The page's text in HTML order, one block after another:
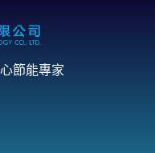
節能專家